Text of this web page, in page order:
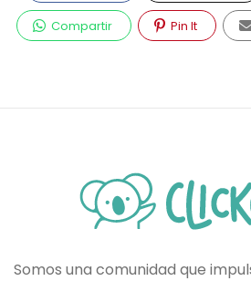
Compartir Pin It
Somos una comunidad que